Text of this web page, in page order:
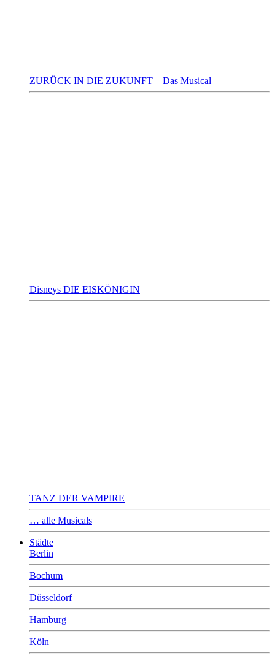
ZURÜCK IN DIE ZUKUNFT – Das Musical
Disneys DIE EISKÖNIGIN
TANZ DER VAMPIRE
… alle Musicals
Städte
Berlin
Bochum
Düsseldorf
Hamburg
Köln